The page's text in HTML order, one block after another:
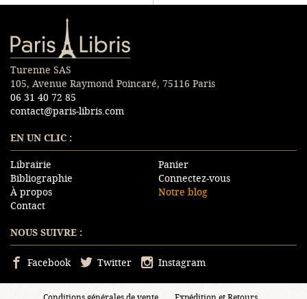
Turenne SAS
105, Avenue Raymond Poincaré, 75116 Paris
06 31 40 72 85
contact@paris-libris.com
EN UN CLIC :
Librairie
Bibliographie
À propos
Contact
Panier
Connectez-vous
Notre blog
NOUS SUIVRE :
Facebook Twitter Instagram
Conditions générales de vente Expédition et Retours